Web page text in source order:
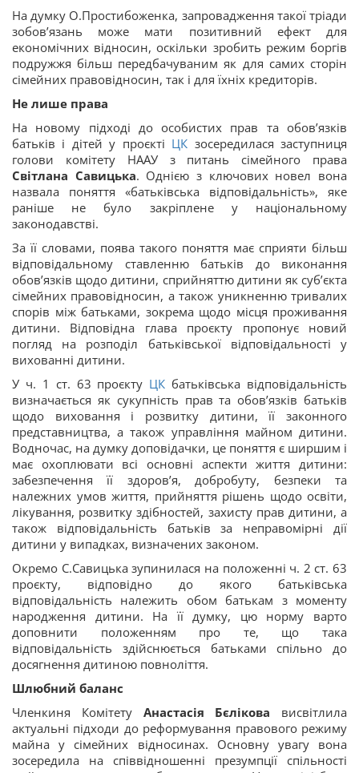
На думку О.Простибоженка, запровадження такої тріади
зобов’язань може мати позитивний ефект для
економічних відносин, оскільки зробить режим боргів
подружжя більш передбачуваним як для самих сторін
сімейних правовідносин, так і для їхніх кредиторів.
Не лише права
На новому підході до особистих прав та обов’язків
батьків і дітей у проєкті ЦК зосередилася заступниця
голови комітету НААУ з питань сімейного права
Світлана Савицька. Однією з ключових новел вона
назвала поняття «батьківська відповідальність», яке
раніше не було закріплене у національному
законодавстві.
За її словами, поява такого поняття має сприяти більш
відповідальному ставленню батьків до виконання
обов’язків щодо дитини, сприйняттю дитини як суб’єкта
сімейних правовідносин, а також уникненню тривалих
спорів між батьками, зокрема щодо місця проживання
дитини. Відповідна глава проєкту пропонує новий
погляд на розподіл батьківської відповідальності у
вихованні дитини.
У ч. 1 ст. 63 проєкту ЦК батьківська відповідальність
визначається як сукупність прав та обов’язків батьків
щодо виховання і розвитку дитини, її законного
представництва, а також управління майном дитини.
Водночас, на думку доповідачки, це поняття є ширшим і
має охоплювати всі основні аспекти життя дитини:
забезпечення її здоров’я, добробуту, безпеки та
належних умов життя, прийняття рішень щодо освіти,
лікування, розвитку здібностей, захисту прав дитини, а
також відповідальність батьків за неправомірні дії
дитини у випадках, визначених законом.
Окремо С.Савицька зупинилася на положенні ч. 2 ст. 63
проєкту, відповідно до якого батьківська
відповідальність належить обом батькам з моменту
народження дитини. На її думку, цю норму варто
доповнити положенням про те, що така
відповідальність здійснюється батьками спільно до
досягнення дитиною повноліття.
Шлюбний баланс
Членкиня Комітету Анастасія Бєлікова висвітлила
актуальні підходи до реформування правового режиму
майна у сімейних відносинах. Основну увагу вона
зосередила на співвідношенні презумпції спільності